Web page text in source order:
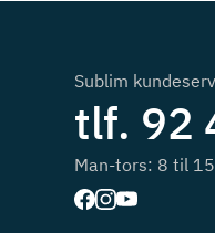
Sublim
tlf. 92
Man-tors: 8 til